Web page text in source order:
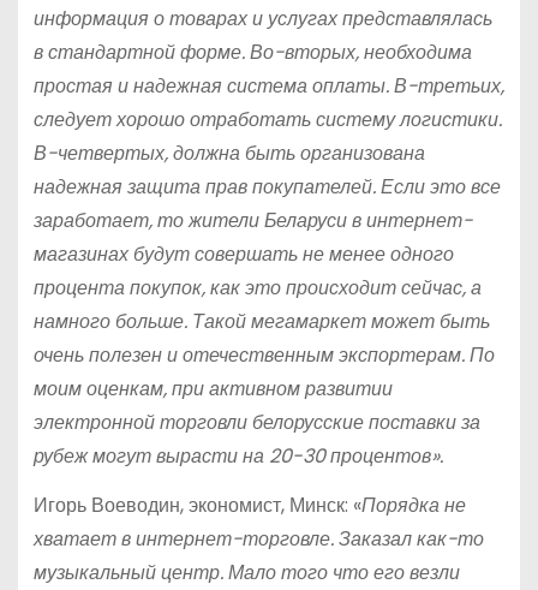
информация о товарах и услугах представлялась
в стандартной форме. Во-вторых, необходима
простая и надежная система оплаты. В-третьих,
следует хорошо отработать систему логистики.
В-четвертых, должна быть организована
надежная защита прав покупателей. Если это все
заработает, то жители Беларуси в интернет-
магазинах будут совершать не менее одного
процента покупок, как это происходит сейчас, а
намного больше. Такой мегамаркет может быть
очень полезен и отечественным экспортерам. По
моим оценкам, при активном развитии
электронной торговли белорусские поставки за
рубеж могут вырасти на 20-30 процентов».
Игорь Воеводин, экономист, Минск: «Порядка не
хватает в интернет-торговле. Заказал как-то
музыкальный центр. Мало того что его везли